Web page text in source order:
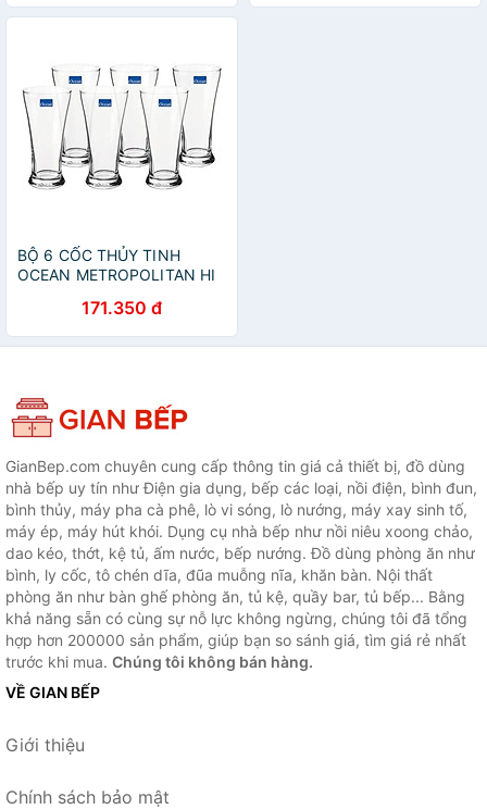
BỘ 6 CỐC THỦY TINH
OCEAN METROPOLITAN HI
171.350 đ
GianBep.com chuyên cung cấp thông tin giá cả thiết bị, đồ dùng
nhà bếp uy tín như Điện gia dụng, bếp các loại, nồi điện, bình đun,
bình thủy, máy pha cà phê, lò vi sóng, lò nướng, máy xay sinh tố,
máy ép, máy hút khói. Dụng cụ nhà bếp như nồi niêu xoong chảo,
dao kéo, thớt, kệ tủ, ấm nước, bếp nướng. Đồ dùng phòng ăn như
bình, ly cốc, tô chén dĩa, đũa muỗng nĩa, khăn bàn. Nội thất
phòng ăn như bàn ghế phòng ăn, tủ kệ, quầy bar, tủ bếp... Bằng
khả năng sẵn có cùng sự nỗ lực không ngừng, chúng tôi đã tổng
hợp hơn 200000 sản phẩm, giúp bạn so sánh giá, tìm giá rẻ nhất
trước khi mua. Chúng tôi không bán hàng.
VỀ GIAN BẾP
Giới thiệu
Chính sách bảo mật